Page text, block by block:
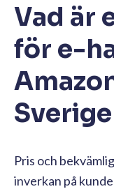
Vad är
för e-
Sverige
Pris och
inverkan på